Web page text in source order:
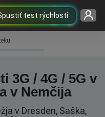
test rýchlosti
3G / 4G / 5G v
v Nemčija
v Dresden, Saška,